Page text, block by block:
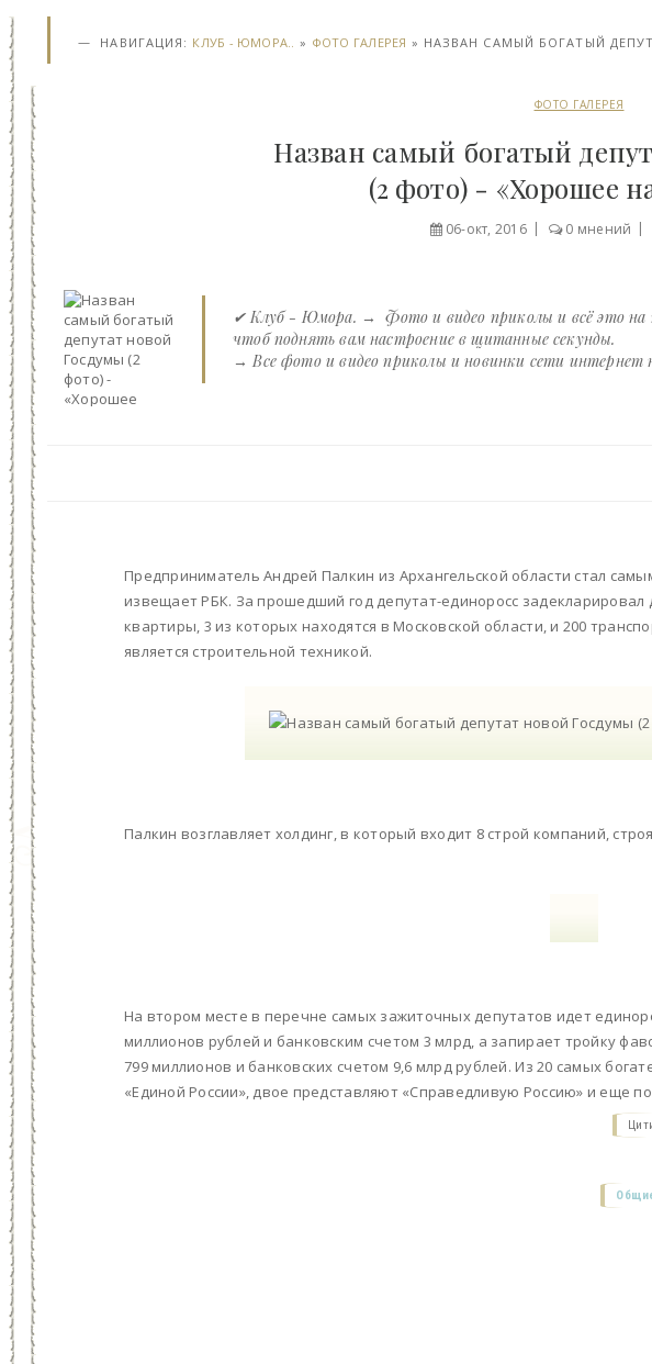
НАВИГАЦИЯ: КЛУБ - ЮМОРА.. » ФОТО ГАЛЕРЕЯ » НАЗВАН САМЫЙ БОГАТЫЙ
ФОТО ГАЛЕРЕЯ
Назван самый богатый
(2 фото) - «Хорошее
06-окт, 2016 0 мнений
✔ Клуб - Юмора. → Фото и видео приколы и всё это на
чтоб поднять вам настроение в щитанные секунды.
→ Все фото и видео приколы и новинки сети интернет
Предприниматель Андрей Палкин из Архангельской области стал
извещает РБК. За прошедший год депутат-единоросс задекларировал
квартиры, 3 из которых находятся в Московской области, и 200
является строительной техникой.
Палкин возглавляет холдинг, в который входит 8 строй компаний,
На втором месте в перечне самых зажиточных депутатов идет
миллионов рублей и банковским счетом 3 млрд, а запирает тройку
799 миллионов и банковских счетом 9,6 млрд рублей. Из 20 самых
«Единой России», двое представляют «Справедливую Россию» и еще